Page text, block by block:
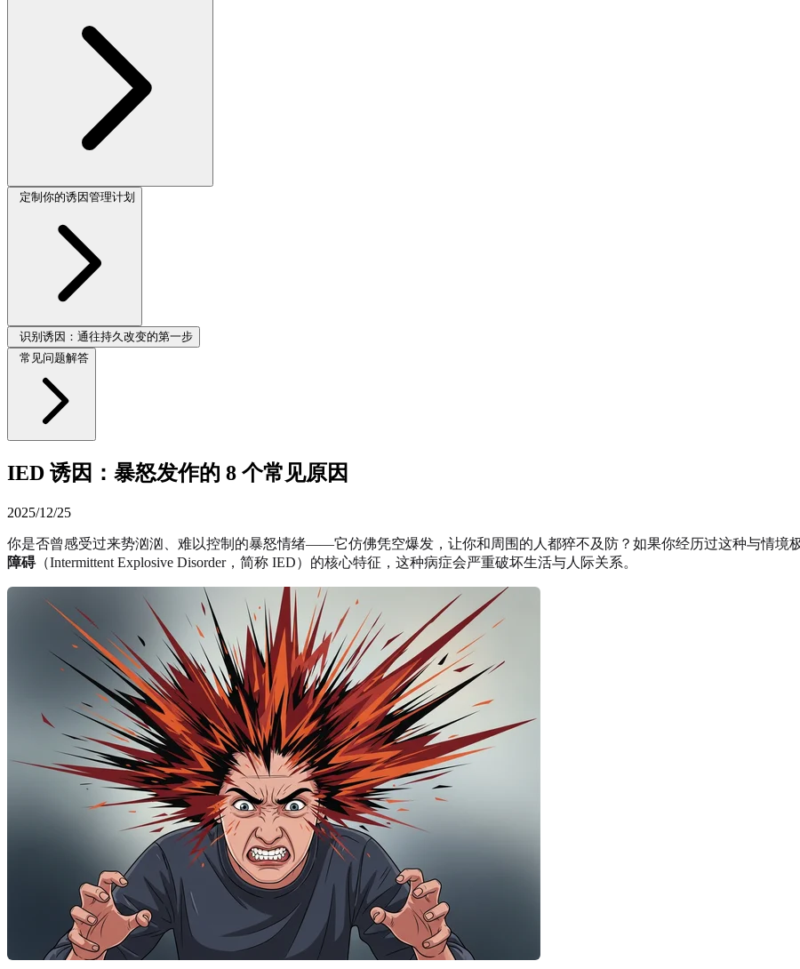
定制你的诱因管理计划
识别诱因：通往持久改变的第一步
常见问题解答
IED 诱因：暴怒发作的 8 个常见原因
2025/12/25
你是否曾感受过来势汹汹、难以控制的暴怒情绪——它仿佛凭空爆发，让你和周围的人都猝不及防？如果你经历过这种与情境
障碍（Intermittent Explosive Disorder，简称 IED）的核心特征，这种病症会严重破坏生活与人际关系。